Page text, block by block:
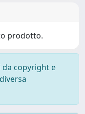
prodotto.
copyright e